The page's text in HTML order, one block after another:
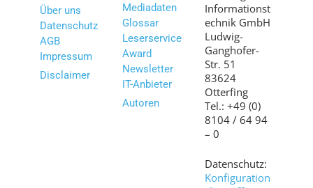
Über uns
Datenschutz
AGB
Impressum
Disclaimer
Mediadaten
Glossar
Leserservice
Award
Newsletter
IT-Anbieter
Autoren
Informationst
echnik GmbH
Ludwig-
Ganghofer-
Str. 51
83624
Otterfing
Tel.: +49 (0)
8104 / 64 94
– 0
Datenschutz:
Konfiguration